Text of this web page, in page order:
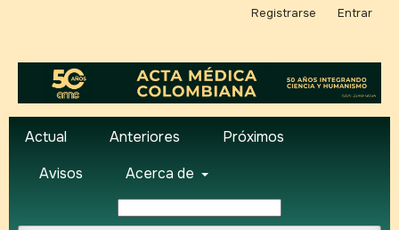
Actual Anteriores
Próximos
Avisos
Acerca de
Registrarse Entrar